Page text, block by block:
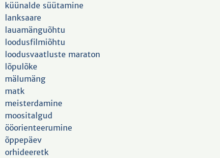
küünalde süütamine
lanksaare
lauamänguõhtu
loodusfilmiõhtu
loodusvaatluste maraton
lõpulõke
mälumäng
matk
meisterdamine
moositalgud
ööorienteerumine
õppepäev
orhideeretk